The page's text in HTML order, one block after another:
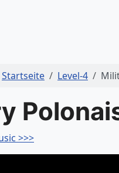
Startseite Level-4
>>>